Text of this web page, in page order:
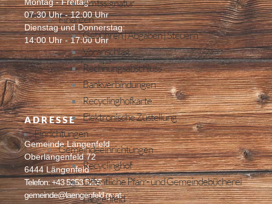
Amtssignatur
Finanzen
Gebühren | Abgaben | Steuern
Voranschlag
Rechnungsabschluss
Bankverbindungen
Recyclinghofkarte
Elektronische Zustellung
Einrichtungen
Gemeindeeinrichtungen
Recyclinghof
Öffentliche Pfarr- und Gemeindebücherei
Längenfeld
07:30 Uhr - 12:00 Uhr
Dienstag und Donnerstag:
14:00 Uhr - 17:00 Uhr
ADRESSE
Gemeinde Längenfeld
Oberlängenfeld 72
6444 Längenfeld
Telefon: +43 5253 5205
gemeinde@laengenfeld.gv.at